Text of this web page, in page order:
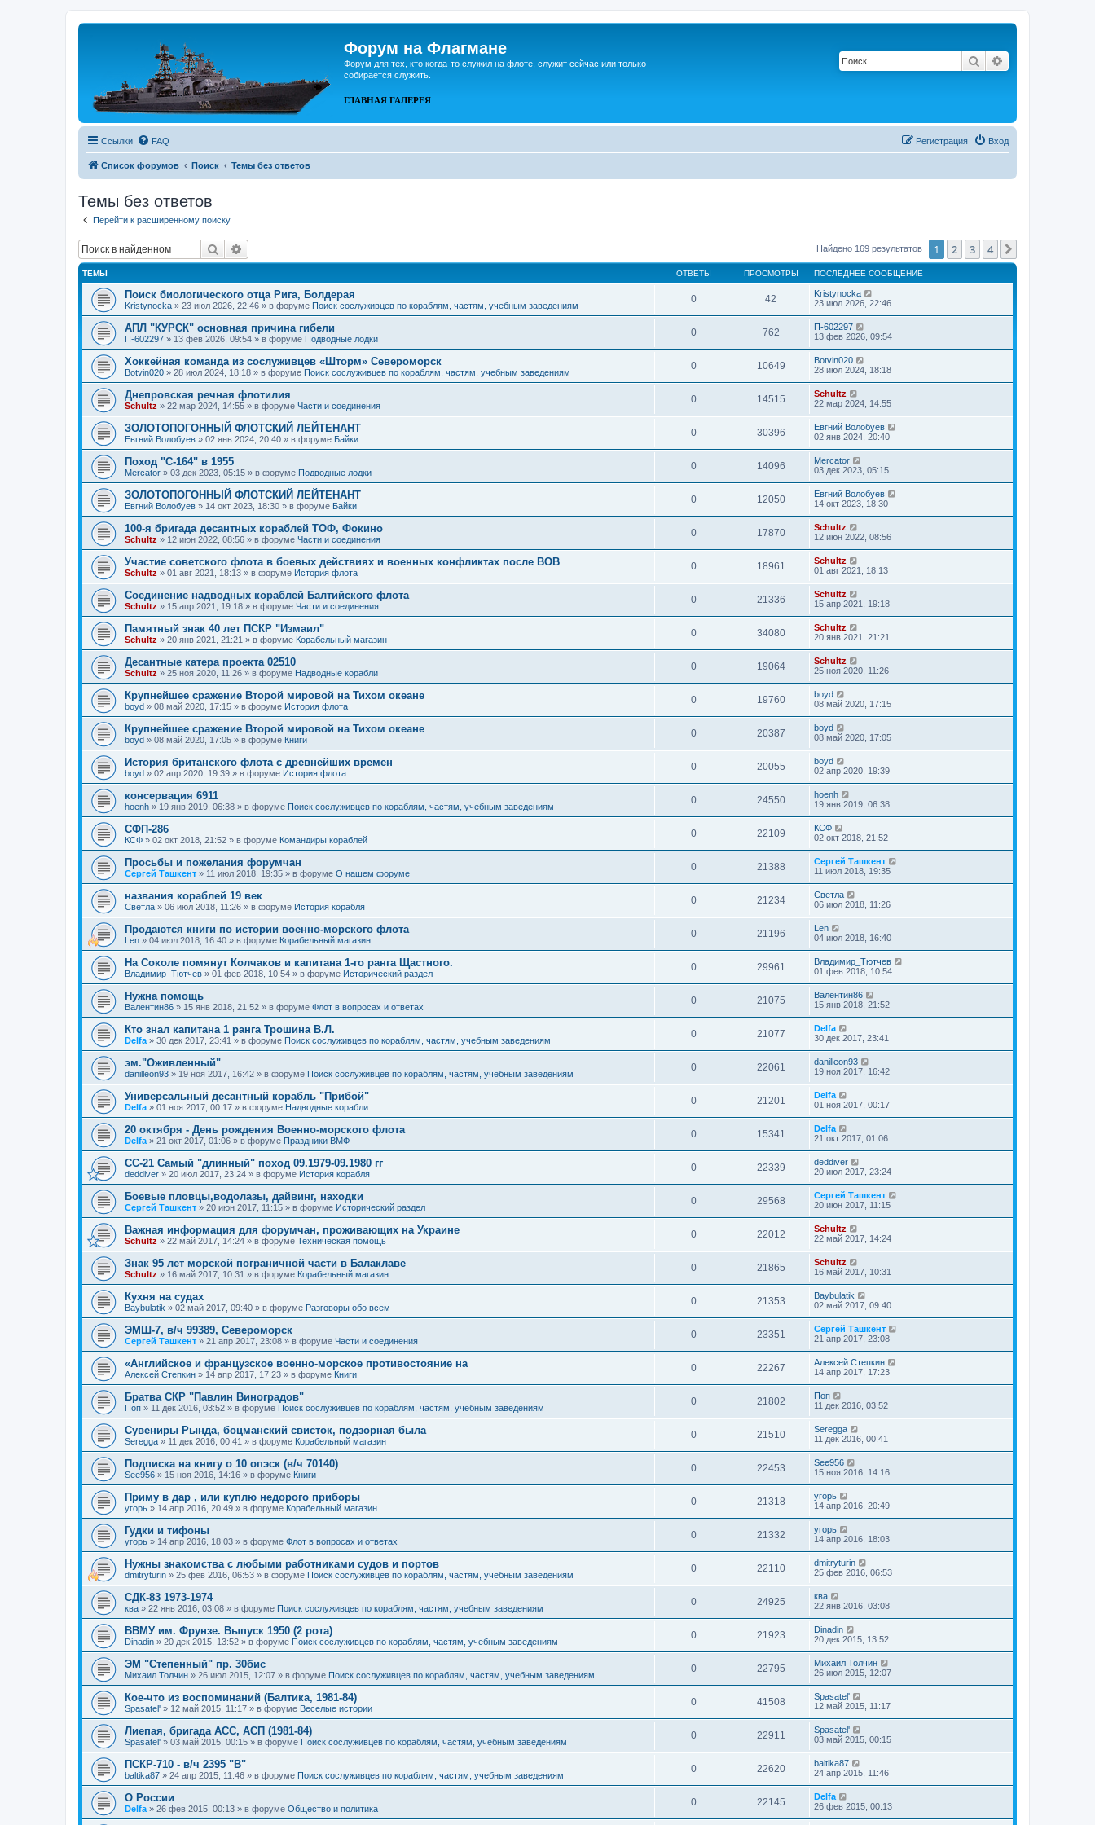
Форум на Флагмане
Форум для тех, кто когда-то служил на флоте, служит сейчас или только
собирается служить.
ГЛАВНАЯ ГАЛЕРЕЯ
Поиск
Ссылки FAQ Вход
Регистрация
Список форумов Поиск Темы без ответов
Темы без ответов
Перейти к расширенному поиску
Поиск Найдено 169 результатов 1 2 3 4
ТЕМЫ ОТВЕТЫ ПРОСМОТРЫ ПОСЛЕДНЕЕ СООБЩЕНИЕ
Поиск биологического отца Рига, Болдерая
Kristynocka » 23 июл 2026, 22:46 » в форуме Поиск сослуживцев по кораблям, частям, учебным заведениям
0 42
Kristynocka
23 июл 2026, 22:46
АПЛ "КУРСК" основная причина гибели
П-602297 » 13 фев 2026, 09:54 » в форуме Подводные лодки
0 762
П-602297
13 фев 2026, 09:54
Хоккейная команда из сослуживцев «Шторм» Североморск
Botvin020 » 28 июл 2024, 18:18 » в форуме Поиск сослуживцев по кораблям, частям, учебным заведениям
0 10649
Botvin020
28 июл 2024, 18:18
Днепровская речная флотилия
Schultz » 22 мар 2024, 14:55 » в форуме Части и соединения
0 14515
Schultz
22 мар 2024, 14:55
ЗОЛОТОПОГОННЫЙ ФЛОТСКИЙ ЛЕЙТЕНАНТ
Евгний Волобуев » 02 янв 2024, 20:40 » в форуме Байки
0 30396
Евгний Волобуев
02 янв 2024, 20:40
Поход "С-164" в 1955
Mercator » 03 дек 2023, 05:15 » в форуме Подводные лодки
0 14096
Mercator
03 дек 2023, 05:15
ЗОЛОТОПОГОННЫЙ ФЛОТСКИЙ ЛЕЙТЕНАНТ
Евгний Волобуев » 14 окт 2023, 18:30 » в форуме Байки
0 12050
Евгний Волобуев
14 окт 2023, 18:30
100-я бригада десантных кораблей ТОФ, Фокино
Schultz » 12 июн 2022, 08:56 » в форуме Части и соединения
0 17870
Schultz
12 июн 2022, 08:56
Участие советского флота в боевых действиях и военных конфликтах после ВОВ
Schultz » 01 авг 2021, 18:13 » в форуме История флота
0 18961
Schultz
01 авг 2021, 18:13
Соединение надводных кораблей Балтийского флота
Schultz » 15 апр 2021, 19:18 » в форуме Части и соединения
0 21336
Schultz
15 апр 2021, 19:18
Памятный знак 40 лет ПСКР "Измаил"
Schultz » 20 янв 2021, 21:21 » в форуме Корабельный магазин
0 34080
Schultz
20 янв 2021, 21:21
Десантные катера проекта 02510
Schultz » 25 ноя 2020, 11:26 » в форуме Надводные корабли
0 19064
Schultz
25 ноя 2020, 11:26
Крупнейшее сражение Второй мировой на Тихом океане
boyd » 08 май 2020, 17:15 » в форуме История флота
0 19760
boyd
08 май 2020, 17:15
Крупнейшее сражение Второй мировой на Тихом океане
boyd » 08 май 2020, 17:05 » в форуме Книги
0 20387
boyd
08 май 2020, 17:05
История британского флота с древнейших времен
boyd » 02 апр 2020, 19:39 » в форуме История флота
0 20055
boyd
02 апр 2020, 19:39
консервация 6911
hoenh » 19 янв 2019, 06:38 » в форуме Поиск сослуживцев по кораблям, частям, учебным заведениям
0 24550
hoenh
19 янв 2019, 06:38
СФП-286
КСФ » 02 окт 2018, 21:52 » в форуме Командиры кораблей
0 22109
КСФ
02 окт 2018, 21:52
Просьбы и пожелания форумчан
Сергей Ташкент » 11 июл 2018, 19:35 » в форуме О нашем форуме
0 21388
Сергей Ташкент
11 июл 2018, 19:35
названия кораблей 19 век
Cветла » 06 июл 2018, 11:26 » в форуме История корабля
0 21234
Cветла
06 июл 2018, 11:26
Продаются книги по истории военно-морского флота
Len » 04 июл 2018, 16:40 » в форуме Корабельный магазин
0 21196
Len
04 июл 2018, 16:40
На Соколе помянут Колчаков и капитана 1-го ранга Щастного.
Владимир_Тютчев » 01 фев 2018, 10:54 » в форуме Исторический раздел
0 29961
Владимир_Тютчев
01 фев 2018, 10:54
Нужна помощь
Валентин86 » 15 янв 2018, 21:52 » в форуме Флот в вопросах и ответах
0 21075
Валентин86
15 янв 2018, 21:52
Кто знал капитана 1 ранга Трошина В.Л.
Delfa » 30 дек 2017, 23:41 » в форуме Поиск сослуживцев по кораблям, частям, учебным заведениям
0 21077
Delfa
30 дек 2017, 23:41
эм."Оживленный"
danilleon93 » 19 ноя 2017, 16:42 » в форуме Поиск сослуживцев по кораблям, частям, учебным заведениям
0 22061
danilleon93
19 ноя 2017, 16:42
Универсальный десантный корабль "Прибой"
Delfa » 01 ноя 2017, 00:17 » в форуме Надводные корабли
0 21201
Delfa
01 ноя 2017, 00:17
20 октября - День рождения Военно-морского флота
Delfa » 21 окт 2017, 01:06 » в форуме Праздники ВМФ
0 15341
Delfa
21 окт 2017, 01:06
СС-21 Самый "длинный" поход 09.1979-09.1980 гг
deddiver » 20 июл 2017, 23:24 » в форуме История корабля
0 22339
deddiver
20 июл 2017, 23:24
Боевые пловцы,водолазы, дайвинг, находки
Сергей Ташкент » 20 июн 2017, 11:15 » в форуме Исторический раздел
0 29568
Сергей Ташкент
20 июн 2017, 11:15
Важная информация для форумчан, проживающих на Украине
Schultz » 22 май 2017, 14:24 » в форуме Техническая помощь
0 22012
Schultz
22 май 2017, 14:24
Знак 95 лет морской пограничной части в Балаклаве
Schultz » 16 май 2017, 10:31 » в форуме Корабельный магазин
0 21865
Schultz
16 май 2017, 10:31
Кухня на судах
Baybulatik » 02 май 2017, 09:40 » в форуме Разговоры обо всем
0 21353
Baybulatik
02 май 2017, 09:40
ЭМШ-7, в/ч 99389, Североморск
Сергей Ташкент » 21 апр 2017, 23:08 » в форуме Части и соединения
0 23351
Сергей Ташкент
21 апр 2017, 23:08
«Английское и французское военно-морское противостояние на
Алексей Степкин » 14 апр 2017, 17:23 » в форуме Книги
0 22267
Алексей Степкин
14 апр 2017, 17:23
Братва СКР "Павлин Виноградов"
Поп » 11 дек 2016, 03:52 » в форуме Поиск сослуживцев по кораблям, частям, учебным заведениям
0 21802
Поп
11 дек 2016, 03:52
Сувениры Рында, боцманский свисток, подзорная была
Seregga » 11 дек 2016, 00:41 » в форуме Корабельный магазин
0 21510
Seregga
11 дек 2016, 00:41
Подписка на книгу о 10 опэск (в/ч 70140)
See956 » 15 ноя 2016, 14:16 » в форуме Книги
0 22453
See956
15 ноя 2016, 14:16
Приму в дар , или куплю недорого приборы
угорь » 14 апр 2016, 20:49 » в форуме Корабельный магазин
0 21318
угорь
14 апр 2016, 20:49
Гудки и тифоны
угорь » 14 апр 2016, 18:03 » в форуме Флот в вопросах и ответах
0 21332
угорь
14 апр 2016, 18:03
Нужны знакомства с любыми работниками судов и портов
dmitryturin » 25 фев 2016, 06:53 » в форуме Поиск сослуживцев по кораблям, частям, учебным заведениям
0 22110
dmitryturin
25 фев 2016, 06:53
СДК-83 1973-1974
ква » 22 янв 2016, 03:08 » в форуме Поиск сослуживцев по кораблям, частям, учебным заведениям
0 24925
ква
22 янв 2016, 03:08
ВВМУ им. Фрунзе. Выпуск 1950 (2 рота)
Dinadin » 20 дек 2015, 13:52 » в форуме Поиск сослуживцев по кораблям, частям, учебным заведениям
0 21923
Dinadin
20 дек 2015, 13:52
ЭМ "Степенный" пр. 30бис
Михаил Толчин » 26 июл 2015, 12:07 » в форуме Поиск сослуживцев по кораблям, частям, учебным заведениям
0 22795
Михаил Толчин
26 июл 2015, 12:07
Кое-что из воспоминаний (Балтика, 1981-84)
Spasatel' » 12 май 2015, 11:17 » в форуме Веселые истории
0 41508
Spasatel'
12 май 2015, 11:17
Лиепая, бригада АСС, АСП (1981-84)
Spasatel' » 03 май 2015, 00:15 » в форуме Поиск сослуживцев по кораблям, частям, учебным заведениям
0 22911
Spasatel'
03 май 2015, 00:15
ПСКР-710 - в/ч 2395 "В"
baltika87 » 24 апр 2015, 11:46 » в форуме Поиск сослуживцев по кораблям, частям, учебным заведениям
0 22620
baltika87
24 апр 2015, 11:46
О России
Delfa » 26 фев 2015, 00:13 » в форуме Общество и политика
0 22145
Delfa
26 фев 2015, 00:13